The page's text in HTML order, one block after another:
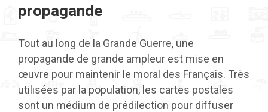
propagande
Tout au long de la Grande Guerre, une
propagande de grande ampleur est mise en
œuvre pour maintenir le moral des Français. Très
utilisées par la population, les cartes postales
sont un médium de prédilection pour diffuser